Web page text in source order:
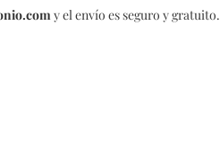
y el envío es seguro y gratuito.